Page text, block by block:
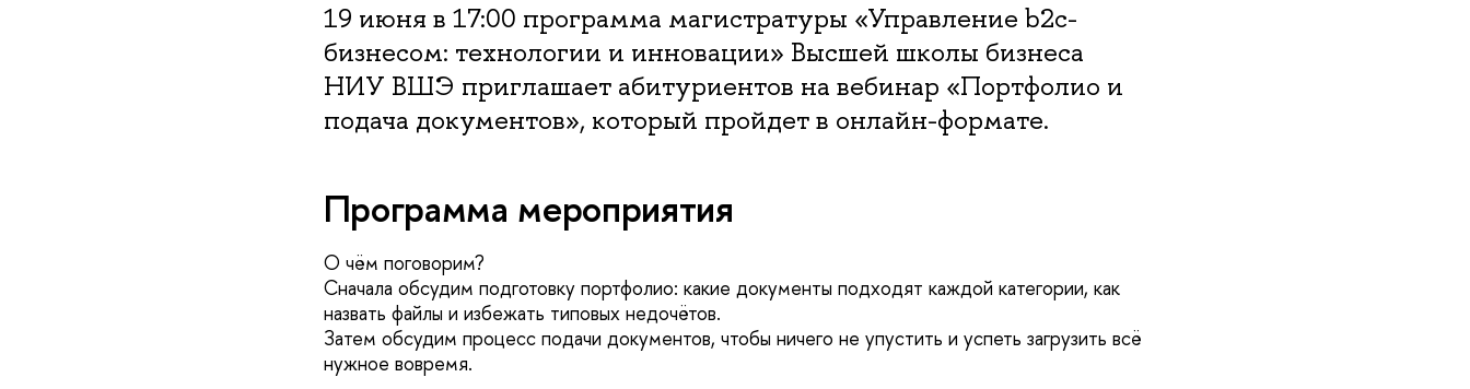
19 июня в 17:00 программа магистратуры «Управление b2c-
бизнесом: технологии и инновации» Высшей школы бизнеса
НИУ ВШЭ приглашает абитуриентов на вебинар «Портфолио и
подача документов», который пройдет в онлайн-формате.
Программа мероприятия
О чём поговорим?
Сначала обсудим подготовку портфолио: какие документы подходят каждой категории, как
назвать файлы и избежать типовых недочётов.
Затем обсудим процесс подачи документов, чтобы ничего не упустить и успеть загрузить всё
нужное вовремя.